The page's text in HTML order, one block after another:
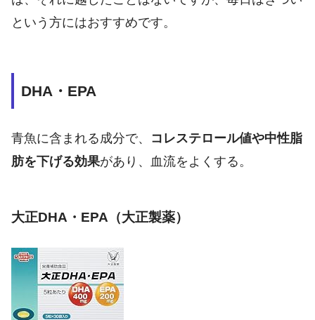
という方にはおすすめです。
DHA・EPA
青魚に含まれる成分で、 コレステロール値や中性脂
肪を下げる効果があり、血流をよくする。
大正DHA・EPA（大正製薬）